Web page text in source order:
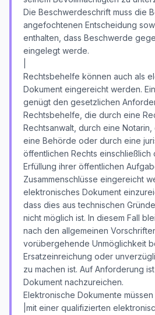
Die Beschwerdeschrift muss die
angefochtenen Entscheidung
enthalten, dass Beschwerde
eingelegt werde.
Rechtsbehelfe können auch als
Dokument eingereicht werden.
genügt den gesetzlichen
Rechtsbehelfe, die durch eine
Rechtsanwalt, durch eine
eine Behörde oder durch eine
öffentlichen Rechts einschließlich
Erfüllung ihrer öffentlichen
Zusammenschlüsse eingereicht
elektronisches Dokument
dass dies aus technischen
nicht möglich ist. In diesem Fall
nach den allgemeinen
vorübergehende Unmöglichkeit
Ersatzeinreichung oder
zu machen ist. Auf Anforderung
Dokument nachzureichen.
Elektronische Dokumente müssen
|mit einer qualifizierten